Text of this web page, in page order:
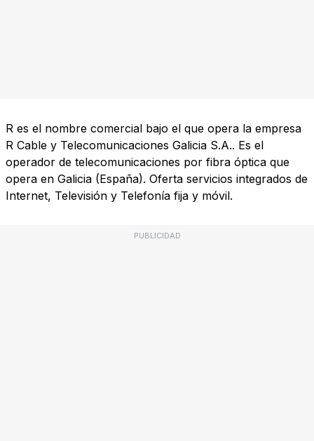
R es el nombre comercial bajo el que opera la empresa
R Cable y Telecomunicaciones Galicia S.A.. Es el
operador de telecomunicaciones por fibra óptica que
opera en Galicia (España). Oferta servicios integrados de
Internet, Televisión y Telefonía fija y móvil.
PUBLICIDAD